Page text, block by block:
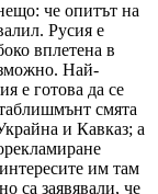
че опитът на
Русия е
вплетена в
Най-
е готова да се
смята
и Кавказ; а
им там
са заявявали, че